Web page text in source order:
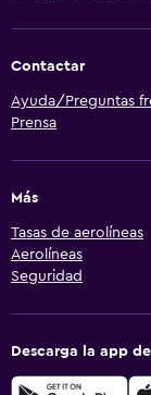
Contactar
Ayuda/Preguntas
Prensa
Más
Tasas de aerolíneas
Aerolíneas
Seguridad
Descarga la app